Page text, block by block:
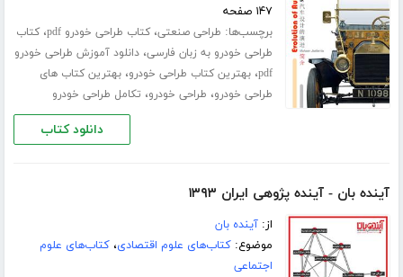
۱۴۷ صفحه
برچسب‌ها: طراحی صنعتی،کتاب طراحی خودرو pdf ،کتاب
طراحی خودرو به زبان فارسی،دانلود آموزش طراحی خودرو
pdf،بهترین کتاب طراحی خودرو،بهترین کتاب های
طراحی خودرو، طراحی خودرو، تکامل طراحی خودرو
دانلود کتاب
آینده بان - آینده پژوهی ایران ۱۳۹۳
از:آینده بان
موضوع:کتاب‌های علوم اقتصادی،کتاب‌های علوم
اجتماعی